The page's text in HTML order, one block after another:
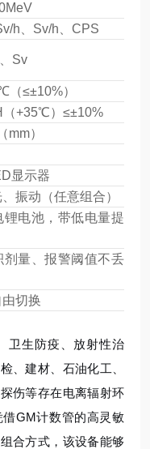
h、Sv/h、CPS
Sv
≤±10%）
（+35℃）≤±10%
mm）
显示器
振动（任意组合）
锂电池，带低电量提
剂量、报警阈值不丢
切换
卫生防疫、放射性治
、建材、石油化工、
伤等存在电离辐射环
GM计数管的高灵敏
合方式，该设备能够